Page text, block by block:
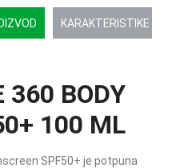
KARAKTERISTIKE
360 BODY
100 ML
SPF50+ je potpuna